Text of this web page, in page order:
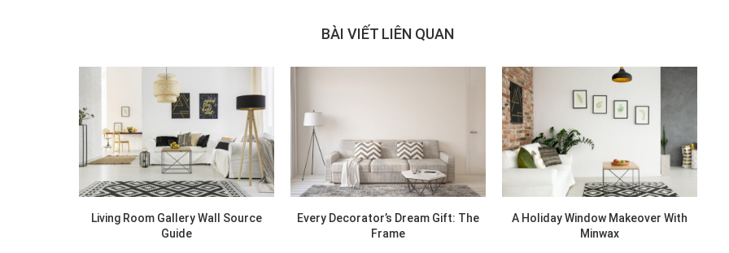
BÀI VIẾT LIÊN QUAN
Living Room Gallery Wall Source
Guide
Every Decorator’s Dream Gift: The
Frame
A Holiday Window Makeover With
Minwax